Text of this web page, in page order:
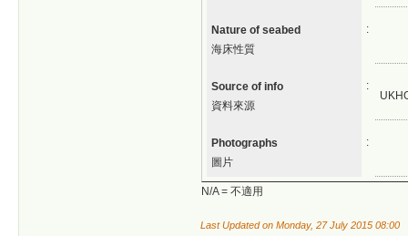
Nature of seabed
海床性質
:
Source of info
資料來源
:
Photographs
圖片
:
N/A = 不適用
Last Updated on Monday, 27 July 2015 08:00